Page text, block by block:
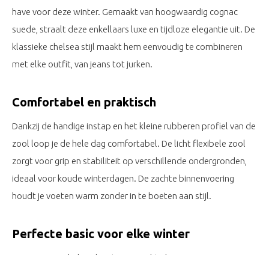
have voor deze winter. Gemaakt van hoogwaardig cognac
suede, straalt deze enkellaars luxe en tijdloze elegantie uit. De
klassieke chelsea stijl maakt hem eenvoudig te combineren
met elke outfit, van jeans tot jurken.
Comfortabel en praktisch
Dankzij de handige instap en het kleine rubberen profiel van de
zool loop je de hele dag comfortabel. De licht flexibele zool
zorgt voor grip en stabiliteit op verschillende ondergronden,
ideaal voor koude winterdagen. De zachte binnenvoering
houdt je voeten warm zonder in te boeten aan stijl.
Perfecte basic voor elke winter